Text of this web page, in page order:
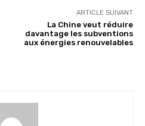
ARTICLE SUIVANT
La Chine veut réduire
davantage les subventions
aux énergies renouvelables